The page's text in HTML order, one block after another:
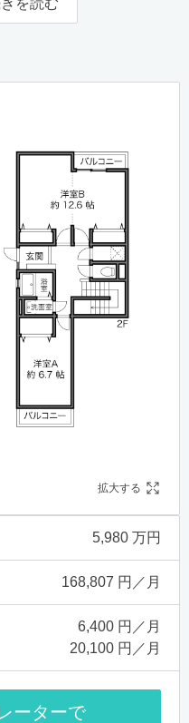
拡大する
5,980 万円
168,807 円／月
6,400 円／月
20,100 円／月
ーターで